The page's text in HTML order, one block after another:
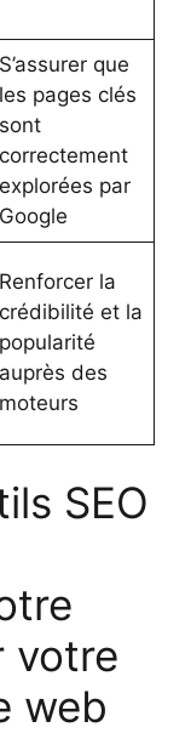
S’assurer que
les pages clés
sont
correctement
explorées par
Google
Renforcer la
crédibilité et la
popularité
auprès des
moteurs
SEO
votre
web